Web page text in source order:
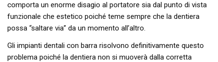
comporta un enorme disagio al portatore sia dal punto di vista
funzionale che estetico poiché teme sempre che la dentiera
possa “saltare via” da un momento all’altro.
Gli impianti dentali con barra risolvono definitivamente questo
problema poiché la dentiera non si muoverà dalla corretta